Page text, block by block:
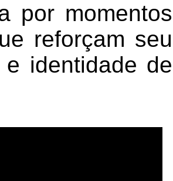
por momentos
reforçam seu
identidade de